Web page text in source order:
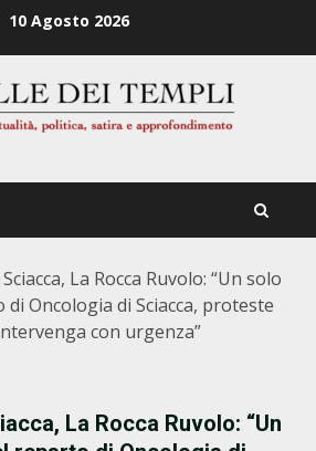
10 Agosto 2026
La Rocca Ruvolo: “Un solo
Oncologia di Sciacca, proteste
con urgenza”
La Rocca Ruvolo: “Un